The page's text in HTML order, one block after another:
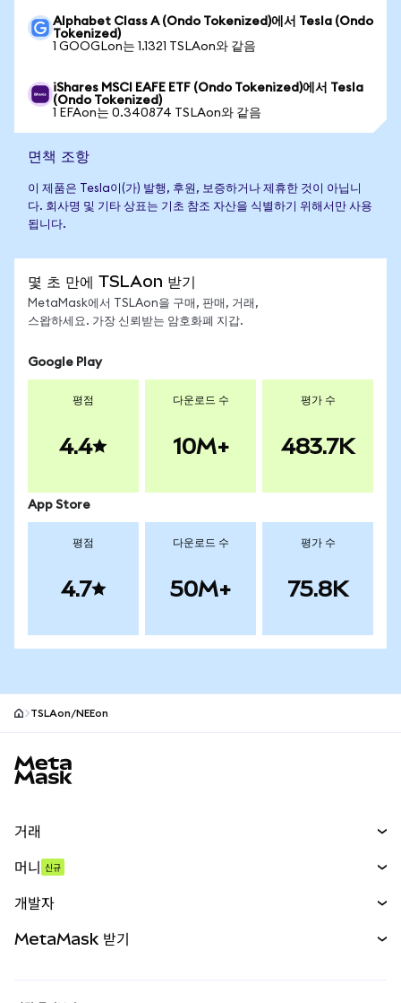
Alphabet Class A (Ondo Tokenized)에서 Tesla (Ondo
Tokenized)
1 GOOGLon는 1.1321 TSLAon와 같음
iShares MSCI EAFE ETF (Ondo Tokenized)에서 Tesla
(Ondo Tokenized)
1 EFAon는 0.340874 TSLAon와 같음
면책 조항
이 제품은 Tesla이(가) 발행, 후원, 보증하거나 제휴한 것이 아닙니
다. 회사명 및 기타 상표는 기초 참조 자산을 식별하기 위해서만 사용
됩니다.
몇 초 만에 TSLAon 받기
MetaMask에서 TSLAon을 구매, 판매, 거래,
스왑하세요. 가장 신뢰받는 암호화폐 지갑.
Google Play
평점
4.4
다운로드 수
10M+
평가 수
483.7K
App Store
평점
4.7
다운로드 수
50M+
평가 수
75.8K
TSLAon/NEEon
거래
무기한 선물
실물자산
머니 신규
개발자
MetaMask 받기